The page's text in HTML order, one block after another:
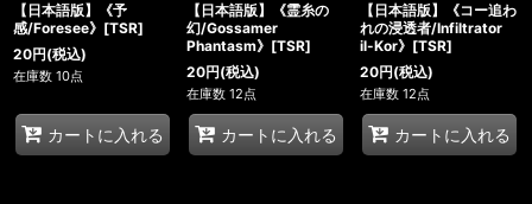
【日本語版】《予
感/Foresee》[TSR]
20円(税込)
在庫数 10点
カートに入れる
【日本語版】《霊糸の
幻/Gossamer
Phantasm》[TSR]
20円(税込)
在庫数 12点
カートに入れる
【日本語版】《コー追わ
れの浸透者/Infiltrator
il-Kor》[TSR]
20円(税込)
在庫数 12点
カートに入れる